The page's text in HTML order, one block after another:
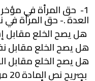
1- حق المرأة في
العدة .- حق المرأة في
هل يصح الخلع مقابل
هل يصح الخلع مقابل
هل يصح الخلع مقابل